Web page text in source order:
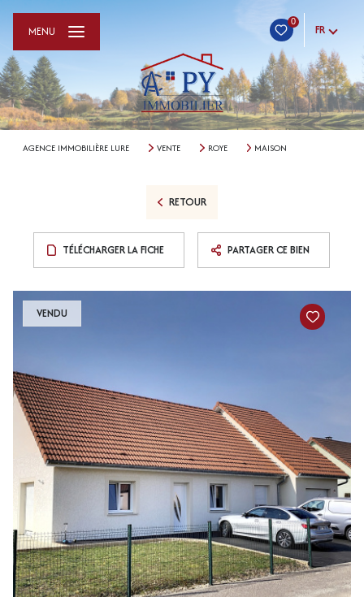
0
FR
MENU
AGENCE IMMOBILIÈRE LURE VENTE ROYE MAISON
RETOUR
TÉLÉCHARGER LA FICHE PARTAGER CE BIEN
VENDU